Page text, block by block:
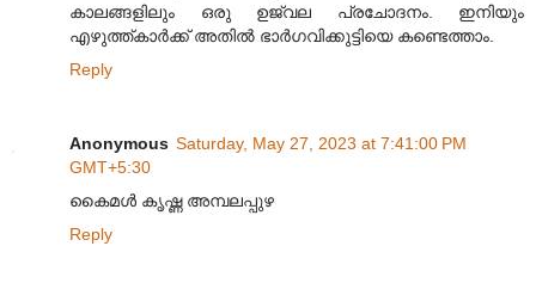
കാലങ്ങളിലും ഒരു ഉജ്വല പ്രചോദനം. ഇനിയും
എഴുത്ത്കാർക്ക് അതിൽ ഭാർഗവിക്കുട്ടിയെ കണ്ടെത്താം.
Reply
Anonymous Saturday, May 27, 2023 at 7:41:00 PM
GMT+5:30
കൈമൾ കൃഷ്ണ അമ്പലപ്പുഴ
Reply